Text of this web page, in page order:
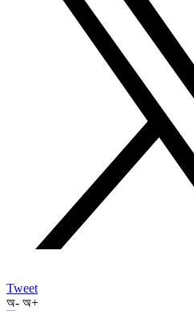
Tweet
অ- অ+